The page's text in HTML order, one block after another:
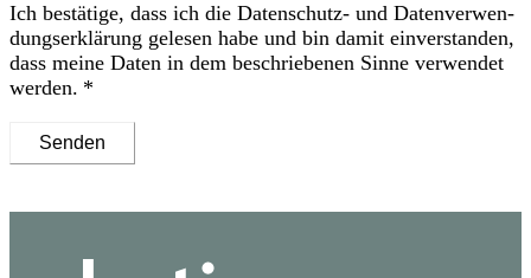
Ich bestätige, dass ich die Datenschutz- und Daten­verwen­
dungs­erklärung gelesen habe und bin damit ein­ver­standen,
dass meine Daten in dem be­schriebenen Sinne ver­wendet
werden.
Senden